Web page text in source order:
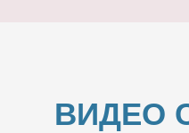
ВИДЕО